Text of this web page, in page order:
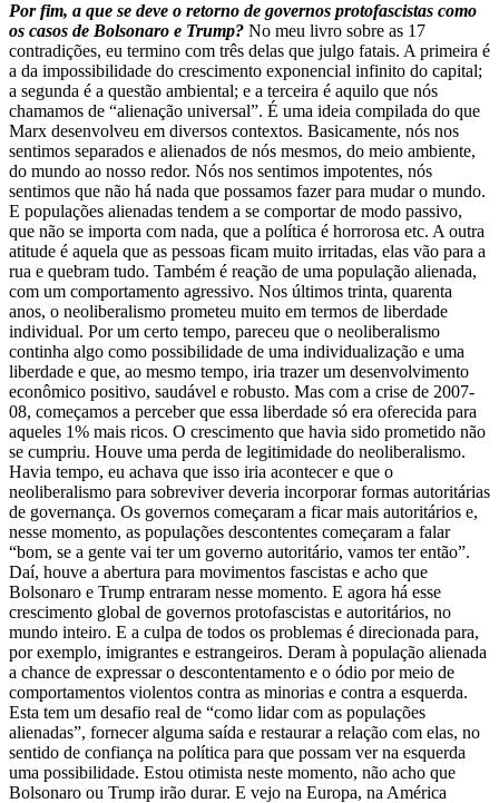
Por fim, a que se deve o retorno de governos protofascistas como
os casos de Bolsonaro e Trump? No meu livro sobre as 17
contradições, eu termino com três delas que julgo fatais. A primeira é
a da impossibilidade do crescimento exponencial infinito do capital;
a segunda é a questão ambiental; e a terceira é aquilo que nós
chamamos de “alienação universal”. É uma ideia compilada do que
Marx desenvolveu em diversos contextos. Basicamente, nós nos
sentimos separados e alienados de nós mesmos, do meio ambiente,
do mundo ao nosso redor. Nós nos sentimos impotentes, nós
sentimos que não há nada que possamos fazer para mudar o mundo.
E populações alienadas tendem a se comportar de modo passivo,
que não se importa com nada, que a política é horrorosa etc. A outra
atitude é aquela que as pessoas ficam muito irritadas, elas vão para a
rua e quebram tudo. Também é reação de uma população alienada,
com um comportamento agressivo. Nos últimos trinta, quarenta
anos, o neoliberalismo prometeu muito em termos de liberdade
individual. Por um certo tempo, pareceu que o neoliberalismo
continha algo como possibilidade de uma individualização e uma
liberdade e que, ao mesmo tempo, iria trazer um desenvolvimento
econômico positivo, saudável e robusto. Mas com a crise de 2007-
08, começamos a perceber que essa liberdade só era oferecida para
aqueles 1% mais ricos. O crescimento que havia sido prometido não
se cumpriu. Houve uma perda de legitimidade do neoliberalismo.
Havia tempo, eu achava que isso iria acontecer e que o
neoliberalismo para sobreviver deveria incorporar formas autoritárias
de governança. Os governos começaram a ficar mais autoritários e,
nesse momento, as populações descontentes começaram a falar
“bom, se a gente vai ter um governo autoritário, vamos ter então”.
Daí, houve a abertura para movimentos fascistas e acho que
Bolsonaro e Trump entraram nesse momento. E agora há esse
crescimento global de governos protofascistas e autoritários, no
mundo inteiro. E a culpa de todos os problemas é direcionada para,
por exemplo, imigrantes e estrangeiros. Deram à população alienada
a chance de expressar o descontentamento e o ódio por meio de
comportamentos violentos contra as minorias e contra a esquerda.
Esta tem um desafio real de “como lidar com as populações
alienadas”, fornecer alguma saída e restaurar a relação com elas, no
sentido de confiança na política para que possam ver na esquerda
uma possibilidade. Estou otimista neste momento, não acho que
Bolsonaro ou Trump irão durar. E vejo na Europa, na América